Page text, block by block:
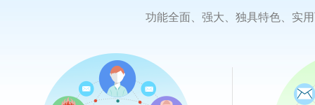
功能全面、强大、独具特色、实